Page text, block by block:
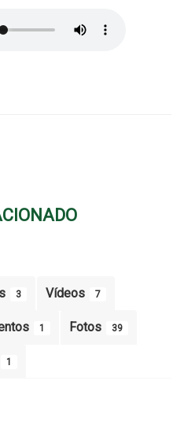
3 Vídeos 7
1 Fotos 39
1